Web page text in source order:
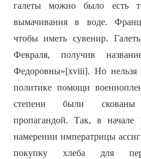
галеты можно было есть
вымачивания в воде.
чтобы иметь сувенир.
Февраля, получив
Федоровны»[xviii]. Но нельзя
политике помощи
степени были скованы
пропагандой. Так, в начале
намерении императрицы
покупку хлеба для